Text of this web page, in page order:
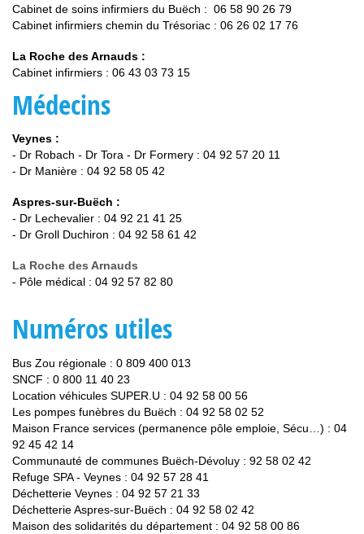
Cabinet de soins infirmiers du Buëch : 06 58 90 26 79
Cabinet infirmiers chemin du Trésoriac : 06 26 02 17 76
La Roche des Arnauds :
Cabinet infirmiers : 06 43 03 73 15
Médecins
Veynes :
- Dr Robach - Dr Tora - Dr Formery : 04 92 57 20 11
- Dr Manière : 04 92 58 05 42
Aspres-sur-Buëch :
- Dr Lechevalier : 04 92 21 41 25
- Dr Groll Duchiron : 04 92 58 61 42
La Roche des Arnauds
- Pôle médical : 04 92 57 82 80
Numéros utiles
Bus Zou régionale : 0 809 400 013
SNCF : 0 800 11 40 23
Location véhicules SUPER.U : 04 92 58 00 56
Les pompes funèbres du Buëch : 04 92 58 02 52
Maison France services (permanence pôle emploie, Sécu…) : 04
92 45 42 14
Communauté de communes Buëch-Dévoluy : 92 58 02 42
Refuge SPA - Veynes : 04 92 57 28 41
Déchetterie Veynes : 04 92 57 21 33
Déchetterie Aspres-sur-Buëch : 04 92 58 02 42
Maison des solidarités du département : 04 92 58 00 86